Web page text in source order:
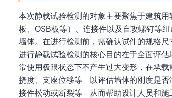
本次静载试验检测的对象主要聚焦于建筑
板、OSB板等）、连接件以及自攻螺钉等
墙体。在进行检测前，需确认试件的规格
进行静载试验检测的核心目的在于全面评
常使用极限状态下不产生过大变形，在承
挠度、支座位移等，以评估墙体的刚度是
接件松动或断裂等，从而帮助设计人员和